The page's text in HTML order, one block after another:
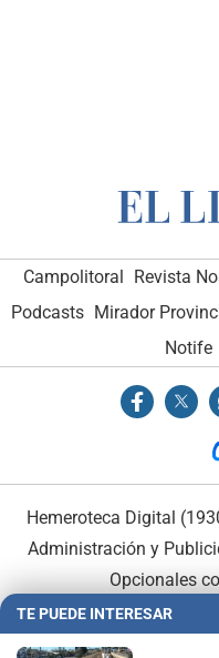
Campolitoral Revista
Podcasts Mirador
Notife
Hemeroteca Digital
Administración y
Opcionales
TE PUEDE INTERESAR